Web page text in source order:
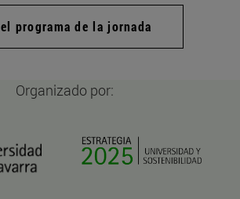
programa de la jornada
Organizado por: